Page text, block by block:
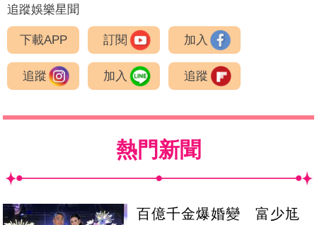
追蹤娛樂星聞
下載APP 訂閱 加入
追蹤 加入 追蹤
熱門新聞
百億千金爆婚變 富少尪